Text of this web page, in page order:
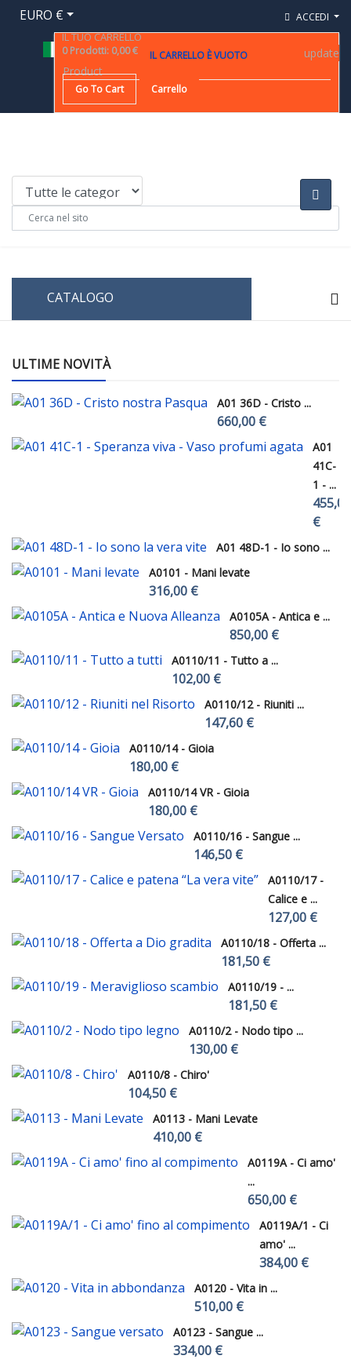
EURO € ACCEDI
IL TUO CARRELLO
0 Prodotti: 0,00 € IL CARRELLO È VUOTO
Product
update
Go To Cart Carrello
CATALOGO
ULTIME NOVITÀ
A01 36D - Cristo ...
660,00 €
A01
41C-
1 - ...
455,00
€
A01 48D-1 - Io sono ...
A0101 - Mani levate
316,00 €
A0105A - Antica e ...
850,00 €
A0110/11 - Tutto a ...
102,00 €
A0110/12 - Riuniti ...
147,60 €
A0110/14 - Gioia
180,00 €
A0110/14 VR - Gioia
180,00 €
A0110/16 - Sangue ...
146,50 €
A0110/17 -
Calice e ...
127,00 €
A0110/18 - Offerta ...
181,50 €
A0110/19 - ...
181,50 €
A0110/2 - Nodo tipo ...
130,00 €
A0110/8 - Chiro'
104,50 €
A0113 - Mani Levate
410,00 €
A0119A - Ci amo'
...
650,00 €
A0119A/1 - Ci
amo' ...
384,00 €
A0120 - Vita in ...
510,00 €
A0123 - Sangue ...
334,00 €